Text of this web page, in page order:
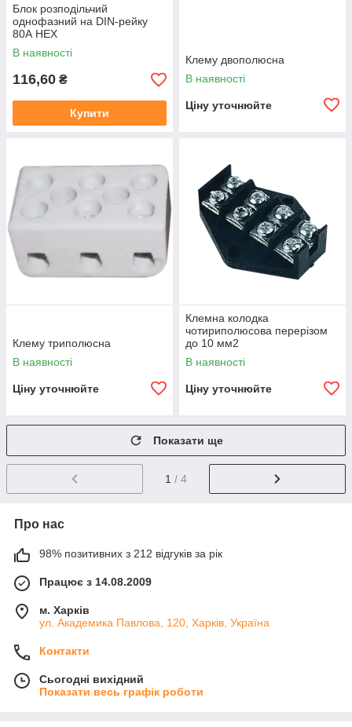
Блок розподільчий
однофазний на DIN-рейку
80А НЕХ
В наявності
116,60 ₴
Купити
Клему двополюсна
В наявності
Ціну уточнюйте
Клему триполюсна
В наявності
Ціну уточнюйте
Клемна колодка
чотириполюсова перерізом
до 10 мм2
В наявності
Ціну уточнюйте
Показати ще
1 / 4
Про нас
98% позитивних з 212 відгуків за рік
Працює з 14.08.2009
м. Харків
ул. Академика Павлова, 120, Харків, Україна
Контакти
Сьогодні вихідний
Показати весь графік роботи